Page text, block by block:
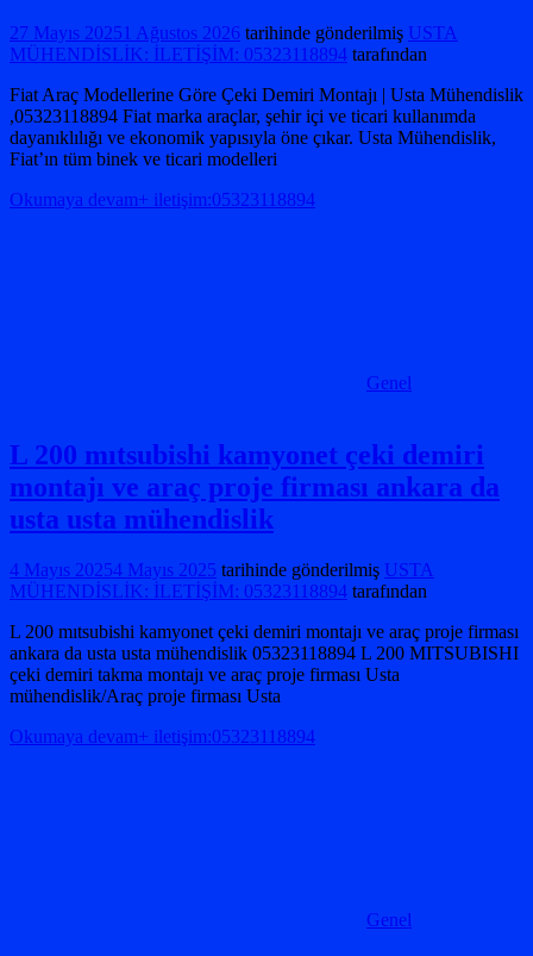
27 Mayıs 20251 Ağustos 2026 tarihinde gönderilmiş USTA
MÜHENDİSLİK: İLETİŞİM: 05323118894 tarafından
Fiat Araç Modellerine Göre Çeki Demiri Montajı | Usta Mühendislik
,05323118894 Fiat marka araçlar, şehir içi ve ticari kullanımda
dayanıklılığı ve ekonomik yapısıyla öne çıkar. Usta Mühendislik,
Fiat’ın tüm binek ve ticari modelleri
Okumaya devam+ iletişim:05323118894
Genel
L 200 mıtsubishi kamyonet çeki demiri
montajı ve araç proje firması ankara da
usta usta mühendislik
4 Mayıs 20254 Mayıs 2025 tarihinde gönderilmiş USTA
MÜHENDİSLİK: İLETİŞİM: 05323118894 tarafından
L 200 mıtsubishi kamyonet çeki demiri montajı ve araç proje firması
ankara da usta usta mühendislik 05323118894 L 200 MITSUBISHI
çeki demiri takma montajı ve araç proje firması Usta
mühendislik/Araç proje firması Usta
Okumaya devam+ iletişim:05323118894
Genel